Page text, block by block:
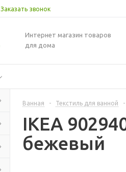
Заказать звонок
Интернет магазин товаров
для дома
Ванная - Текстиль для ванной -
IKEA
бежевый